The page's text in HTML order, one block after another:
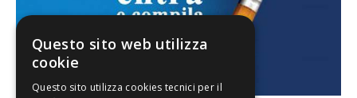
Questo sito web utilizza
cookie